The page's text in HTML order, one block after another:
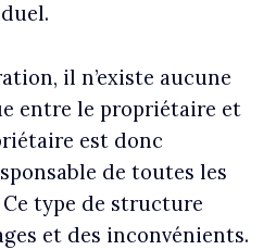
il n’existe aucune
entre le propriétaire et
est donc
de toutes les
type de structure
et des inconvénients.